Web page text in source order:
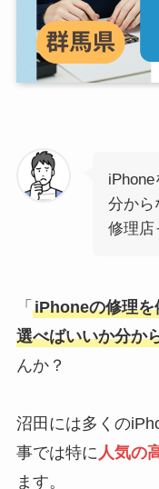
分か
修理店
「 iPhoneの修理を
選べばいいか分か
んか？
沼田には多くの
事では特に 人気の
ます。